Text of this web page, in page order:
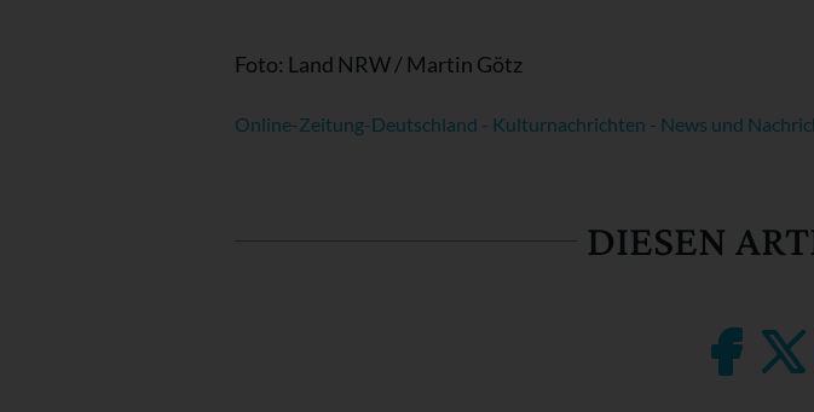
Foto: Land NRW / Martin Götz
Online-Zeitung-Deutschland - Kulturnachrichten - News und
DIESEN